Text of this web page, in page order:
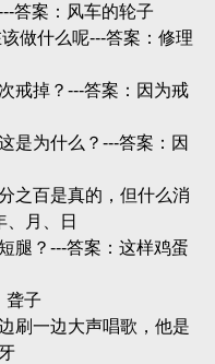
答案：风车的轮子
做什么呢---答案：修理
戒掉？---答案：因为戒
是为什么？---答案：因
之百是真的，但什么消
、月、日
腿？---答案：这样鸡蛋
聋子
刷一边大声唱歌，他是